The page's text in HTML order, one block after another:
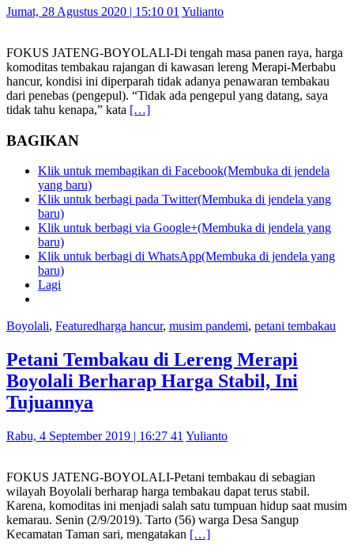
Jumat, 28 Agustus 2020 | 15:10 01 Yulianto
FOKUS JATENG-BOYOLALI-Di tengah masa panen raya, harga
komoditas tembakau rajangan di kawasan lereng Merapi-Merbabu
hancur, kondisi ini diperparah tidak adanya penawaran tembakau
dari penebas (pengepul). “Tidak ada pengepul yang datang, saya
tidak tahu kenapa,” kata […]
BAGIKAN
Klik untuk membagikan di Facebook(Membuka di jendela
yang baru)
Klik untuk berbagi pada Twitter(Membuka di jendela yang
baru)
Klik untuk berbagi via Google+(Membuka di jendela yang
baru)
Klik untuk berbagi di WhatsApp(Membuka di jendela yang
baru)
Lagi
Boyolali, Featuredharga hancur, musim pandemi, petani tembakau
Petani Tembakau di Lereng Merapi
Boyolali Berharap Harga Stabil, Ini
Tujuannya
Rabu, 4 September 2019 | 16:27 41 Yulianto
FOKUS JATENG-BOYOLALI-Petani tembakau di sebagian
wilayah Boyolali berharap harga tembakau dapat terus stabil.
Karena, komoditas ini menjadi salah satu tumpuan hidup saat musim
kemarau. Senin (2/9/2019). Tarto (56) warga Desa Sangup
Kecamatan Taman sari, mengatakan […]